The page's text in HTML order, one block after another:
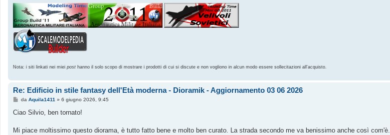
Nota: i siti linkati nei miei post hanno il solo scopo di mostrare i prodotti di cui si discute e non vogliono in alcun modo essere sollecitazioni all'acquisto.
Re: Edificio in stile fantasy dell'Età moderna - Dioramik - Aggiornamento 03 06 2026
M
s
g
da Aquila1411» 6 giugno 2026, 9:45
Ciao Silvio, ben tornato!
Mi piace moltissimo questo diorama, è tutto fatto bene e molto ben curato. La strada secondo me va benissimo anche così com'è.